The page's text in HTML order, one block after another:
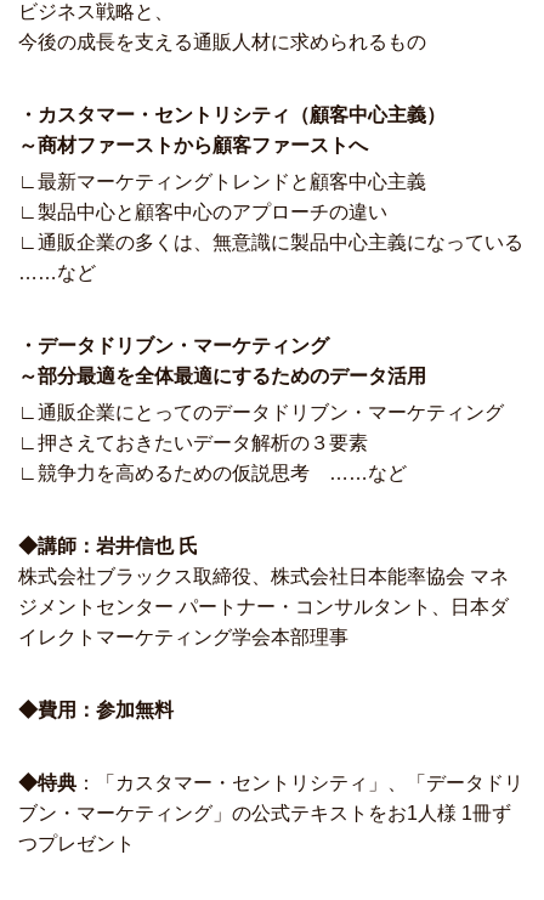
ビジネス戦略と、
今後の成長を支える通販人材に求められるもの
・カスタマー・セントリシティ（顧客中心主義）
～商材ファーストから顧客ファーストへ
∟最新マーケティングトレンドと顧客中心主義
∟製品中心と顧客中心のアプローチの違い
∟通販企業の多くは、無意識に製品中心主義になっている
……など
・データドリブン・マーケティング
～部分最適を全体最適にするためのデータ活用
∟通販企業にとってのデータドリブン・マーケティング
∟押さえておきたいデータ解析の３要素
∟競争力を高めるための仮説思考 ……など
◆講師：岩井信也 氏
株式会社ブラックス取締役、株式会社日本能率協会 マネ
ジメントセンター パートナー・コンサルタント、日本ダ
イレクトマーケティング学会本部理事
◆費用：参加無料
◆特典 ：「カスタマー・セントリシティ」、「データドリ
ブン・マーケティング」の公式テキストをお1人様 1冊ず
つプレゼント